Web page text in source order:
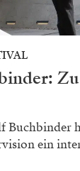
Buchbinder
ein